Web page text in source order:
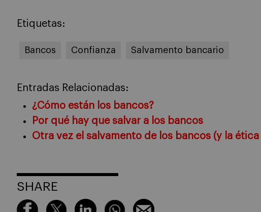
Etiquetas:
Bancos Confianza Salvamento bancario
Entradas Relacionadas:
¿Cómo están los bancos?
Por qué hay que salvar a los bancos
Otra vez el salvamento de los bancos (y la
SHARE